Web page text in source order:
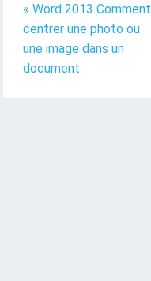
« Word 2013 Comment
centrer une photo ou
une image dans un
document